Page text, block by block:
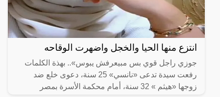
انتزع منها الحيا والخجل واضهرت الوقاحه
جوزي راجل قوي بس مبيعرفش يبوس».. بهذة الكلمات
رفعت سيدة تدعى «نانسي» 25 سنة، دعوى خلع ضد
زوجها «هيثم » 32 سنة، أمام محكمة الأسرة بمصر